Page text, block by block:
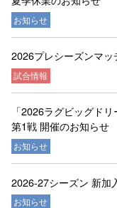
お知らせ
2026プレシーズンマ
試合情報
「2026ラグビッグド
第1戦 開催のお知らせ
お知らせ
2026-27シーズン 新加
お知らせ